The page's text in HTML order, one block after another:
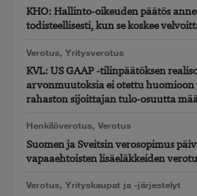
KHO: Hallinto-oikeuden päätös
todisteellisesti, kun se koskee
Verotus, Yritysverotus
KVL: US GAAP -tilinpäätöksen
arvonmuutoksia ei otettu
rahaston sijoittajan tulo-osuutta
Henkilöverotus, Verotus
Suomen ja Sveitsin verosopimus
vapaaehtoisten lisäeläkkeiden
Verotus, Yrityskaupat ja -järjestelyt